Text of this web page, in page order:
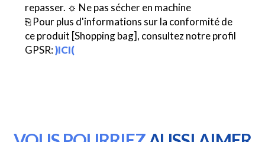
repasser. ☼ Ne pas sécher en machine
⎘ Pour plus d'informations sur la conformité de
ce produit [Shopping bag], consultez notre profil
GPSR:)ICI(